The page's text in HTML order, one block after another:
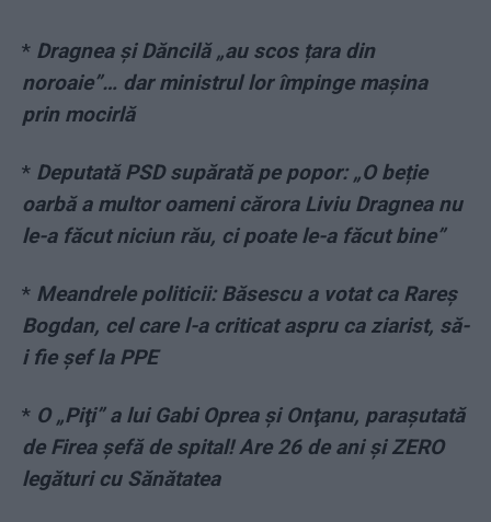
* Dragnea și Dăncilă „au scos țara din
noroaie”… dar ministrul lor împinge mașina
prin mocirlă
* Deputată PSD supărată pe popor: „O beție
oarbă a multor oameni cărora Liviu Dragnea nu
le-a făcut niciun rău, ci poate le-a făcut bine”
* Meandrele politicii: Băsescu a votat ca Rareș
Bogdan, cel care l-a criticat aspru ca ziarist, să-
i fie șef la PPE
* O „Piţi” a lui Gabi Oprea şi Onţanu, paraşutată
de Firea şefă de spital! Are 26 de ani şi ZERO
legături cu Sănătatea